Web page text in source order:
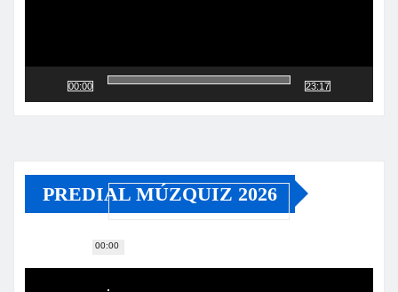
00:00
00:00
23:17
PREDIAL MÚZQUIZ 2026
Reproductor